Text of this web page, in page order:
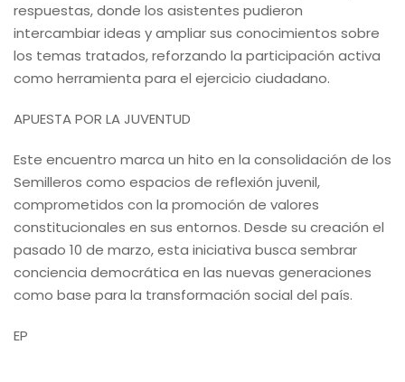
respuestas, donde los asistentes pudieron
intercambiar ideas y ampliar sus conocimientos sobre
los temas tratados, reforzando la participación activa
como herramienta para el ejercicio ciudadano.
APUESTA POR LA JUVENTUD
Este encuentro marca un hito en la consolidación de los
Semilleros como espacios de reflexión juvenil,
comprometidos con la promoción de valores
constitucionales en sus entornos. Desde su creación el
pasado 10 de marzo, esta iniciativa busca sembrar
conciencia democrática en las nuevas generaciones
como base para la transformación social del país.
EP